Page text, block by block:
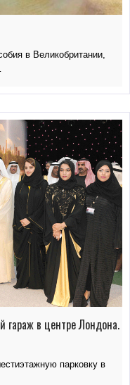
в Великобритании,
гараж в центре Лондона.
парковку в